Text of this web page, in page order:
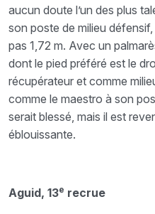
aucun doute l’un des plus
son poste de milieu
pas 1,72 m. Avec un
dont le pied préféré est le
récupérateur et comme
comme le maestro à son
serait blessé, mais il est
éblouissante.
Aguid, 13e recrue